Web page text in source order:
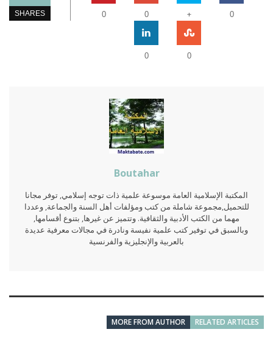
SHARES 0
+
0
0
0
0
Boutahar
المكتبة الإسلامية العامة موسوعة علمية ذات توجه إسلامي, توفر مجانا
للتحميل,مجموعة شاملة من كتب ومؤلفات أهل السنة والجماعة, وعددا
مهما من الكتب الأدبية والثقافية. وتتميز عن غيرها, بتنوع أقسامها,
وبالسبق في توفير كتب علمية نفيسة ونادرة في مجالات معرفية عديدة
بالعربية والإنجليزية والفرنسية
RELATED ARTICLES
MORE FROM AUTHOR